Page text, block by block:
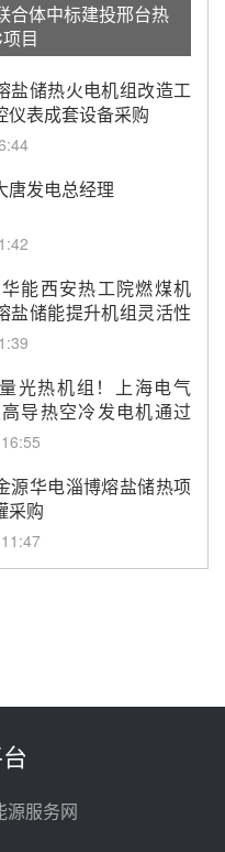
合体中标建投邢台热
目
盐储热火电机组改造工
仪表成套设备采购
唐发电总经理
能西安热工院燃煤机
盐储能提升机组灵活性
步设计第三方评审服务
光热机组！上海电气
导热空冷发电机通过
源华电淄博熔盐储热项
采购
站二列蒸汽发生器设备
EPC总承包项目熔盐截
源服务网